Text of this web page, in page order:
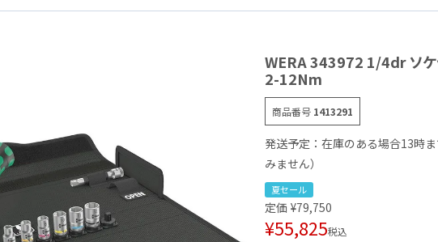
WERA 343972 1/4dr ソケ
2-12Nm
商品番号 1413291
発送予定：在庫のある場合13時
みません）
夏セール
定価 ¥79,750
¥55,825税込